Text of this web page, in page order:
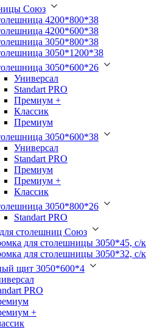
Союз
4200*800*38
4200*600*38
3050*800*38
3050*1200*38
3050*600*26
Универсал
Standart PRO
Премиум +
Классик
Премиум
3050*600*38
Универсал
Standart PRO
Премиум
Премиум +
Классик
3050*800*26
Standart PRO
столешниц Союз
для столешницы 3050*45, с/к
для столешницы 3050*32, с/к
щит 3050*600*4
PRO
+